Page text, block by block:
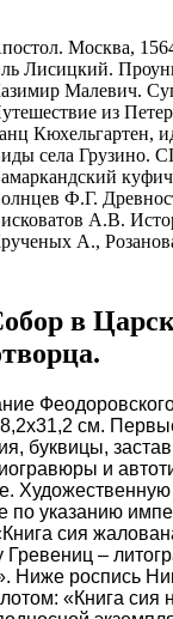
Москва,
Лисицкий.
Малевич.
из
Кюхельгартен,
села Грузино.
Ф.Г.
А.В.
А.,
в
см.
буквицы,
и
по указанию
сия
Гревениц –
Ниже роспись
«Книга